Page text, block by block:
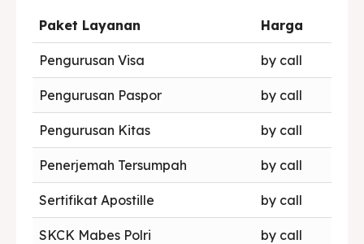
Paket Layanan Harga
Pengurusan Visa by call
Pengurusan Paspor by call
Pengurusan Kitas by call
Penerjemah Tersumpah by call
Sertifikat Apostille by call
SKCK Mabes Polri by call